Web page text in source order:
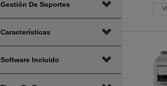
Gestión De Soportes
Características
Software Incluido